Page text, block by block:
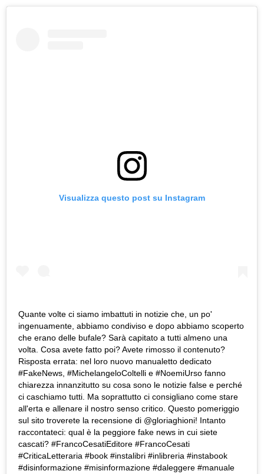
Visualizza questo post su Instagram
Quante volte ci siamo imbattuti in notizie che, un po'
ingenuamente, abbiamo condiviso e dopo abbiamo scoperto
che erano delle bufale? Sarà capitato a tutti almeno una
volta. Cosa avete fatto poi? Avete rimosso il contenuto?
Risposta errata: nel loro nuovo manualetto dedicato
#FakeNews, #MichelangeloColtelli e #NoemiUrso fanno
chiarezza innanzitutto su cosa sono le notizie false e perché
ci caschiamo tutti. Ma soprattutto ci consigliano come stare
all'erta e allenare il nostro senso critico. Questo pomeriggio
sul sito troverete la recensione di @gloriaghioni! Intanto
raccontateci: qual è la peggiore fake news in cui siete
cascati? #FrancoCesatiEditore #FrancoCesati
#CriticaLetteraria #book #instalibri #inlibreria #instabook
#disinformazione #misinformazione #daleggere #manuale